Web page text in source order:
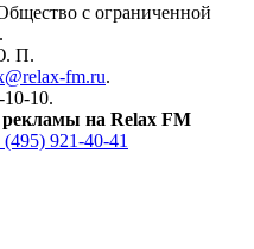
с ограниченной
П.
fm.ru.
10.
на Relax FM
(495) 921-40-41